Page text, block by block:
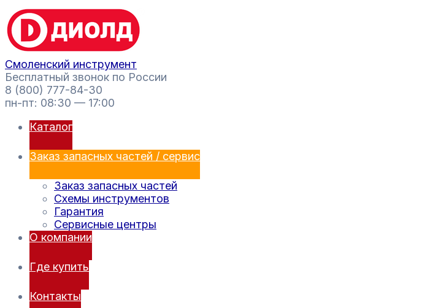
Перейти
к
содержимому
Смоленский инструмент
Бесплатный звонок по России
8 (800) 777-84-30
пн-пт: 08:30 — 17:00
Каталог
Заказ запасных частей / сервис
Заказ запасных частей
Схемы инструментов
Гарантия
Сервисные центры
О компании
Где купить
Контакты
Поиск
товаров